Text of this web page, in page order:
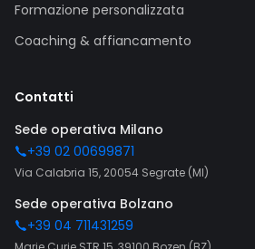
Formazione personalizzata
Coaching & affiancamento
Contatti
Sede operativa Milano
+39 02 00699871
Via Calabria 15, 20054 Segrate (MI)
Sede operativa Bolzano
+39 04 711431259